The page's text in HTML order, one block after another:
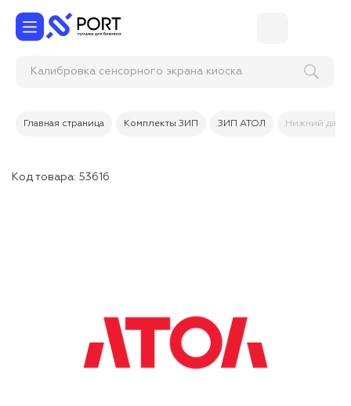
Калибровка сенсорного экрана киоска
Главная страница Комплекты ЗИП ЗИП АТОЛ Нижний
Код товара: 53616